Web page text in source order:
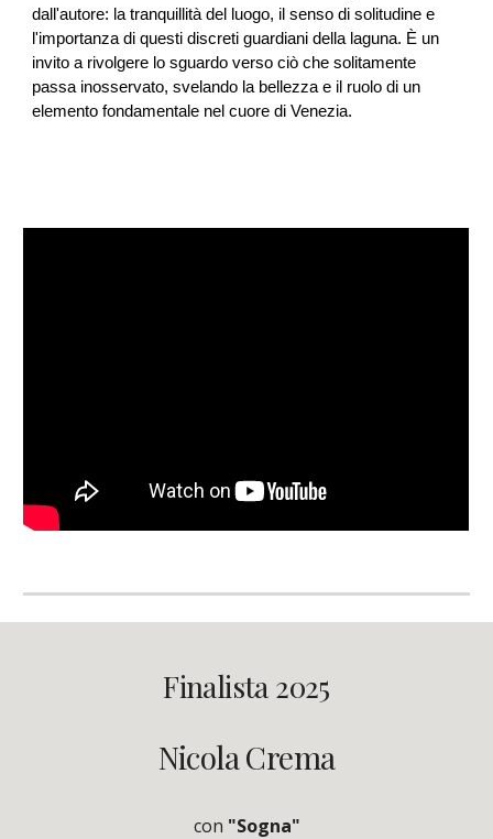
dall'autore: la tranquillità del luogo, il senso di solitudine e
l'importanza di questi discreti guardiani della laguna. È un
invito a rivolgere lo sguardo verso ciò che solitamente
passa inosservato, svelando la bellezza e il ruolo di un
elemento fondamentale nel cuore di Venezia.
Finalista 2025
Nicola Crema
con "Sogna"